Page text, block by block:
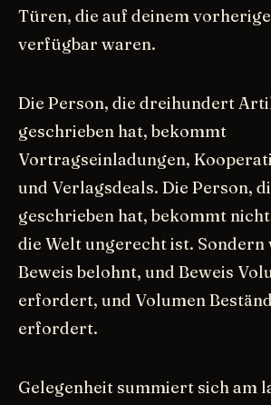
Türen, die auf deinem
verfügbar waren.
Die Person, die dreihundert
geschrieben hat, bekommt
Vortragseinladungen,
und Verlagsdeals. Die Person,
geschrieben hat, bekommt
die Welt ungerecht ist. Sondern
Beweis belohnt, und Beweis
erfordert, und Volumen
erfordert.
Gelegenheit summiert sich am